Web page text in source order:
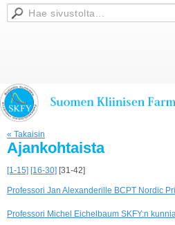
« Takaisin
Ajankohtaista
[1-15] [16-30] [31-42]
Professori Jan Alexanderille BCPT Nordic
Professori Michel Eichelbaum SKFY:n